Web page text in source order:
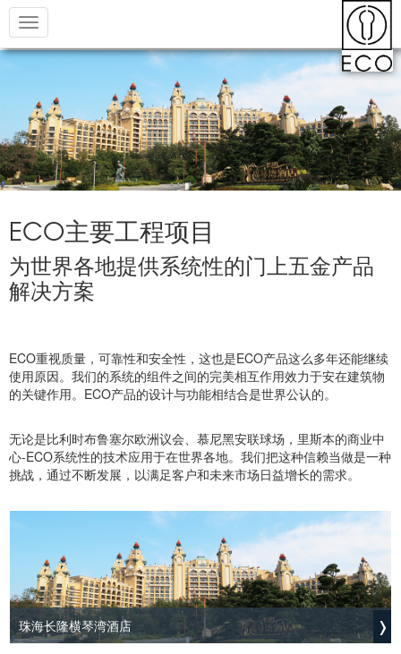
Toggle
navigation
ECO主要工程项目
为世界各地提供系统性的门上五金产品
解决方案
ECO重视质量，可靠性和安全性，这也是ECO产品这么多年还能继续
使用原因。我们的系统的组件之间的完美相互作用效力于安在建筑物
的关键作用。ECO产品的设计与功能相结合是世界公认的。
无论是比利时布鲁塞尔欧洲议会、慕尼黑安联球场，里斯本的商业中
心-ECO系统性的技术应用于在世界各地。我们把这种信赖当做是一种
挑战，通过不断发展，以满足客户和未来市场日益增长的需求。
珠海长隆横琴湾酒店